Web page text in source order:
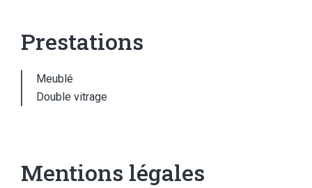
Prestations
Meublé
Double vitrage
Mentions légales